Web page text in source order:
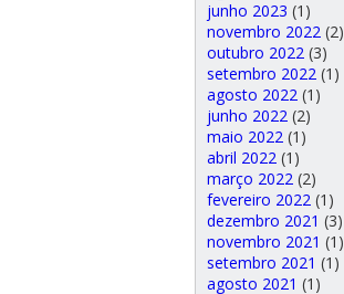
junho 2023 (1)
novembro 2022 (2)
outubro 2022 (3)
setembro 2022 (1)
agosto 2022 (1)
junho 2022 (2)
maio 2022 (1)
abril 2022 (1)
março 2022 (2)
fevereiro 2022 (1)
dezembro 2021 (3)
novembro 2021 (1)
setembro 2021 (1)
agosto 2021 (1)